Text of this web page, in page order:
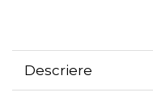
Descriere